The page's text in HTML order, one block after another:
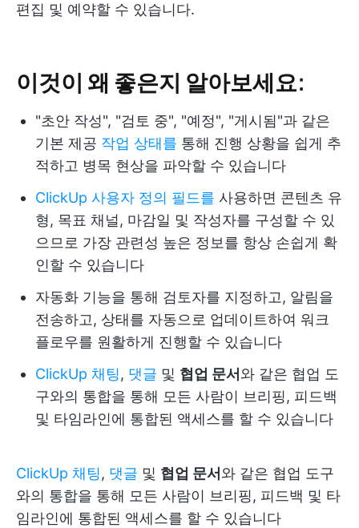
편집 및 예약할 수 있습니다.
이것이 왜 좋은지 알아보세요:
"초안 작성", "검토 중", "예정", "게시됨"과 같은
기본 제공 작업 상태를 통해 진행 상황을 쉽게 추
적하고 병목 현상을 파악할 수 있습니다
ClickUp 사용자 정의 필드를 사용하면 콘텐츠 유
형, 목표 채널, 마감일 및 작성자를 구성할 수 있
으므로 가장 관련성 높은 정보를 항상 손쉽게 확
인할 수 있습니다
자동화 기능을 통해 검토자를 지정하고, 알림을
전송하고, 상태를 자동으로 업데이트하여 워크
플로우를 원활하게 진행할 수 있습니다
ClickUp 채팅, 댓글 및 협업 문서 와 같은 협업 도
구와의 통합을 통해 모든 사람이 브리핑, 피드백
및 타임라인에 통합된 액세스를 할 수 있습니다
ClickUp 채팅, 댓글 및 협업 문서 와 같은 협업 도구
와의 통합을 통해 모든 사람이 브리핑, 피드백 및 타
임라인에 통합된 액세스를 할 수 있습니다